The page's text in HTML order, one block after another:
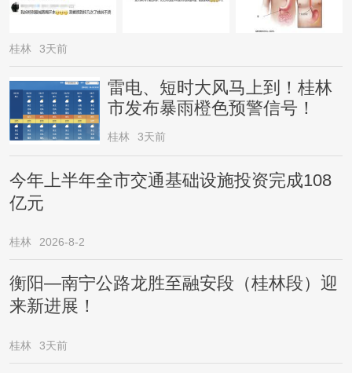
桂林 3天前
雷电、短时大风马上到！桂林
市发布暴雨橙色预警信号！
桂林 3天前
今年上半年全市交通基础设施投资完成108
亿元
桂林 2026-8-2
衡阳—南宁公路龙胜至融安段（桂林段）迎
来新进展！
桂林 3天前